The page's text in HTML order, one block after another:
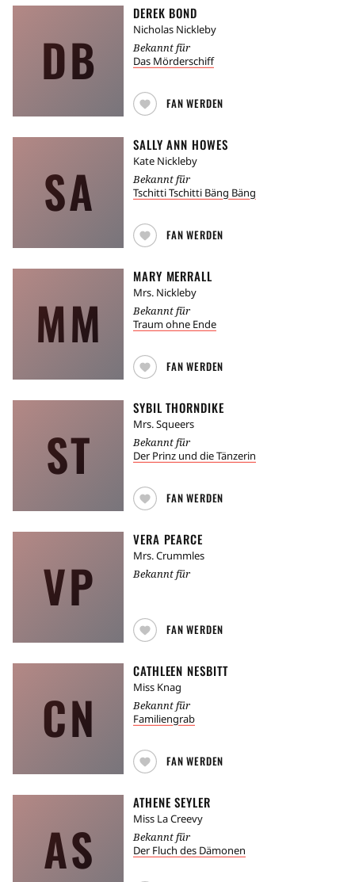
DB
DEREK BOND
Nicholas Nickleby
Bekannt für
Das Mörderschiff
FAN WERDEN
SA
SALLY ANN HOWES
Kate Nickleby
Bekannt für
Tschitti Tschitti Bäng Bäng
FAN WERDEN
MM
MARY MERRALL
Mrs. Nickleby
Bekannt für
Traum ohne Ende
FAN WERDEN
ST
SYBIL THORNDIKE
Mrs. Squeers
Bekannt für
Der Prinz und die Tänzerin
FAN WERDEN
VP
VERA PEARCE
Mrs. Crummles
Bekannt für
FAN WERDEN
CN
CATHLEEN NESBITT
Miss Knag
Bekannt für
Familiengrab
FAN WERDEN
AS
ATHENE SEYLER
Miss La Creevy
Bekannt für
Der Fluch des Dämonen